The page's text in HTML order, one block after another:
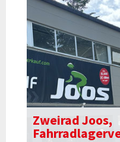
Zweirad Joos,